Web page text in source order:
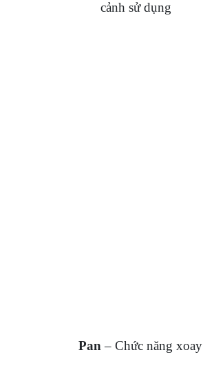
cảnh sử dụng
Pan – Chức năng xoay